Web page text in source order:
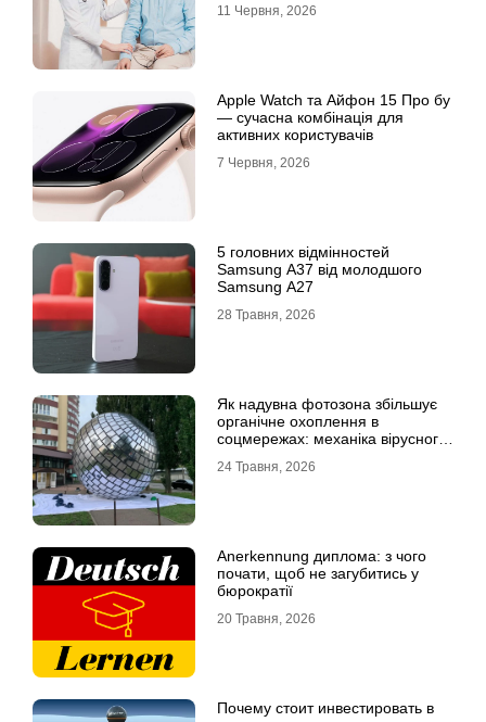
11 Червня, 2026
Apple Watch та Айфон 15 Про бу
— сучасна комбінація для
активних користувачів
7 Червня, 2026
5 головних відмінностей
Samsung A37 від молодшого
Samsung A27
28 Травня, 2026
Як надувна фотозона збільшує
органічне охоплення в
соцмережах: механіка вірусного
24 Травня, 2026
Anerkennung диплома: з чого
почати, щоб не загубитись у
бюрократії
20 Травня, 2026
Почему стоит инвестировать в